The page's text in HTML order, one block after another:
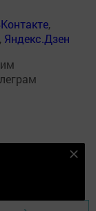
,
, Яндекс.Дзен